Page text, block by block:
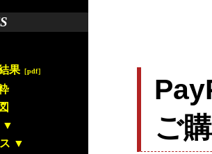
果 ［pdf］
▼
▼
ご